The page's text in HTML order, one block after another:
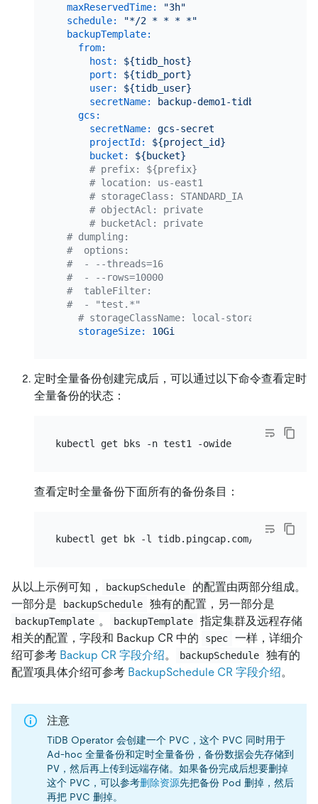
maxReservedTime:
"3h"
schedule:
"*/2 * * * *"
backupTemplate:
from:
host:
${tidb_host}
port:
${tidb_port}
user:
${tidb_user}
secretName:
backup-demo1-tidb-secret
gcs:
secretName:
gcs-secret
projectId:
${project_id}
bucket:
${bucket}
# prefix: ${prefix}
# location: us-east1
# storageClass: STANDARD_IA
# objectAcl: private
# bucketAcl: private
# dumpling:
#  options:
#  - --threads=16
#  - --rows=10000
#  tableFilter:
#  - "test.*"
# storageClassName: local-storage
storageSize:
10Gi
定时全量备份创建完成后，可以通过以下命令查看定时
全量备份的状态：
kubectl get bks -n test1 -owide
查看定时全量备份下面所有的备份条目：
从以上示例可知， backupSchedule
的配置由两部分组成。
一部分是
backupSchedule 独有的配置，另一部分是
backupTemplate 。 backupTemplate
指定集群及远程存储
相关的配置，字段和 Backup CR 中的
spec
一样，详细介
绍可参考 Backup CR 字段介绍。 backupSchedule
独有的
配置项具体介绍可参考 BackupSchedule CR 字段介绍。
注意
TiDB Operator 会创建一个 PVC，这个 PVC 同时用于
Ad-hoc 全量备份和定时全量备份，备份数据会先存储到
PV，然后再上传到远端存储。如果备份完成后想要删掉
这个 PVC，可以参考删除资源先把备份 Pod 删掉，然后
再把 PVC 删掉。